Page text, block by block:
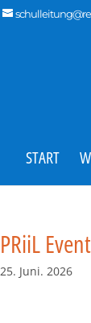
START
PRiiL
25. Juni. 2026